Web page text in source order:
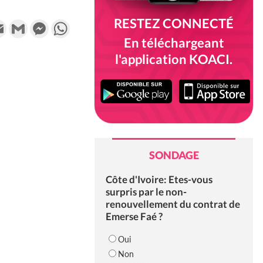
Email Gmail Messenger
RESTEZ CONNECTÉ
En téléchargeant
l'application KOACI.
SONDAGE
Côte d'Ivoire: Etes-vous
surpris par le non-
renouvellement du contrat de
Emerse Faé ?
Oui
Non